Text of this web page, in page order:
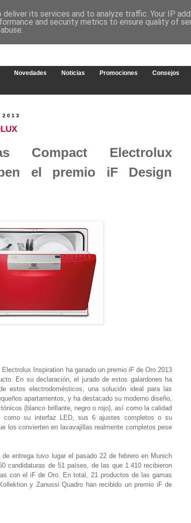
Novedades Noticias Promociones Consejos
2013
Compact Electrolux
el premio iF Design
Inspiration ha ganado un premio iF de Oro 2013
En su declaración, el jurado de estos galardones ha
estos electrodomésticos, una solución ideal para las
apartamentos, y ha destacado su moderno diseño,
(blanco brillante, negro o rojo), así como la calidad
como su interfaz LED, sus 6 ajustes completos o su
los convierten en lavavajillas realmente completos pese
entrega tuvo lugar el pasado 22 de febrero en Munich
candidaturas de 51 países, de las que 1.410 recibieron
con el iF de Oro. En total, 21 productos de las gamas
y Zanussi Quadro han recibido un premio iF de
its services and to analyze traffic. Your IP
and security metrics to ensure quality of